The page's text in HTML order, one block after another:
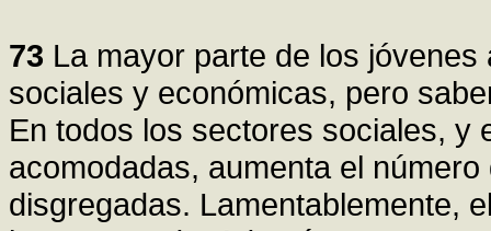
73 La mayor parte de los
sociales y económicas, pero
En todos los sectores sociales, y
acomodadas, aumenta el
disgregadas. Lamentablemente,